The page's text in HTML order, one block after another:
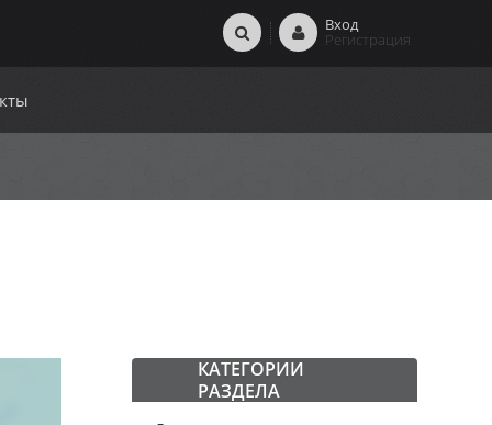
Вход
Регистрация
КАТЕГОРИИ
РАЗДЕЛА